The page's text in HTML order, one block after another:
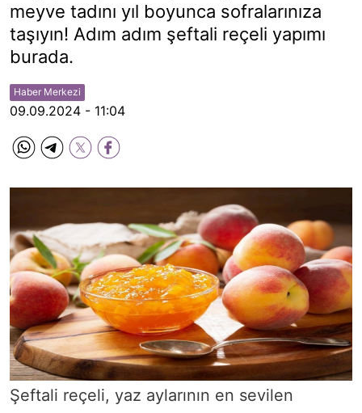
meyve tadını yıl boyunca sofralarınıza
taşıyın! Adım adım şeftali reçeli yapımı
burada.
Haber Merkezi
09.09.2024 - 11:04
Şeftali reçeli, yaz aylarının en sevilen